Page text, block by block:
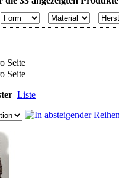
Seite
Seite
Liste